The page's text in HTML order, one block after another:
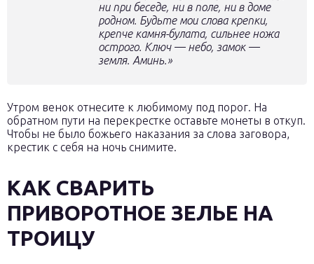
ни при беседе, ни в поле, ни в доме
родном. Будьте мои слова крепки,
крепче камня-булата, сильнее ножа
острого. Ключ — небо, замок —
земля. Аминь.»
Утром венок отнесите к любимому под порог. На
обратном пути на перекрестке оставьте монеты в откуп.
Чтобы не было божьего наказания за слова заговора,
крестик с себя на ночь снимите.
КАК СВАРИТЬ
ПРИВОРОТНОЕ ЗЕЛЬЕ НА
ТРОИЦУ